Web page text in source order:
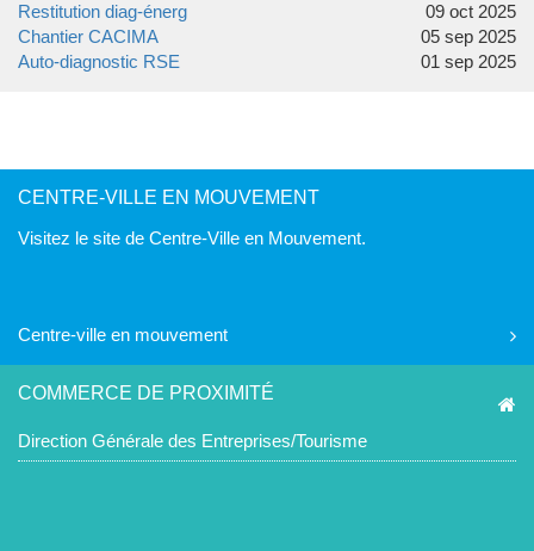
Restitution diag-énerg
09 oct 2025
Chantier CACIMA
05 sep 2025
Auto-diagnostic RSE
01 sep 2025
CENTRE-VILLE EN MOUVEMENT
Visitez le site de Centre-Ville en Mouvement.
Centre-ville en mouvement
COMMERCE DE PROXIMITÉ
Direction Générale des Entreprises/Tourisme